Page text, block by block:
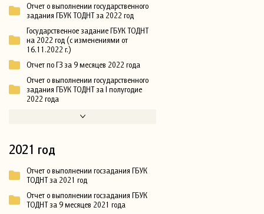
Отчет о выполнении государственного
задания ГБУК ТОДНТ за 2022 год
Государственное задание ГБУК ТОДНТ
на 2022 год (с изменениями от
16.11.2022 г.)
Отчет по ГЗ за 9 месяцев 2022 года
Отчет о выполнении государственного
задания ГБУК ТОДНТ за I полугодие
2022 года
2021 год
Отчет о выполнении госзадания ГБУК
ТОДНТ за 2021 год
Отчет о выполнении госзадания ГБУК
ТОДНТ за 9 месяцев 2021 года